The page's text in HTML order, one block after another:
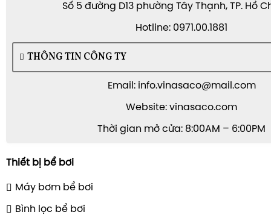
Số 5 đường D13 phường Tây Thạnh, TP. Hồ
Hotline: 0971.00.1881
THÔNG TIN CÔNG TY
Email: info.vinasaco@mail.com
Website: vinasaco.com
Thời gian mở cửa: 8:00AM – 6:00PM
Thiết bị bể bơi
Máy bơm bể bơi
Bình lọc bể bơi